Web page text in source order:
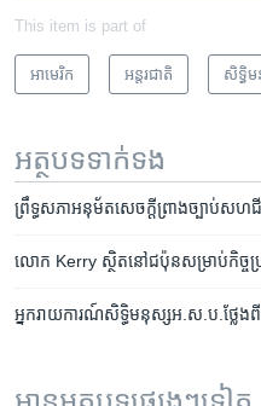
This item is part of
អាមេរិក​ អន្តរជាតិ សិទ្ធិ​
អត្ថបទ​ទាក់ទង
ព្រឹទ្ធសភា​អនុម័ត​សេចក្តី​ព្រាង​ច្បាប់​ស
លោក Kerry ស្ថិត​នៅ​ជប៉ុន​សម្រាប់​កិច្ចប្រ
អ្នក​រាយការណ៍​សិទ្ធិ​មនុស្ស​អ.ស.ប.​ថ្លែង​ពី​ក